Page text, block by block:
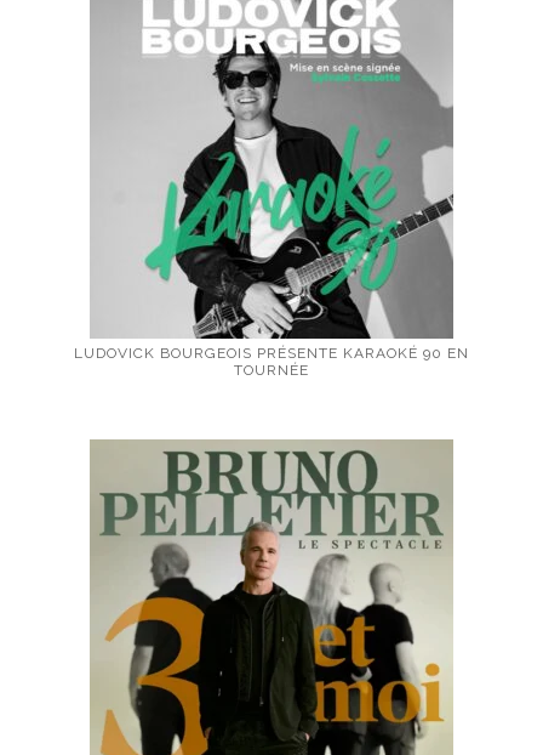
LUDOVICK BOURGEOIS PRÉSENTE KARAOKÉ 90 EN
TOURNÉE